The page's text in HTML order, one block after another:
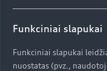
mokestį.
Funkciniai slapukai
Funkciniai slapukai
nuostatas (pvz.,